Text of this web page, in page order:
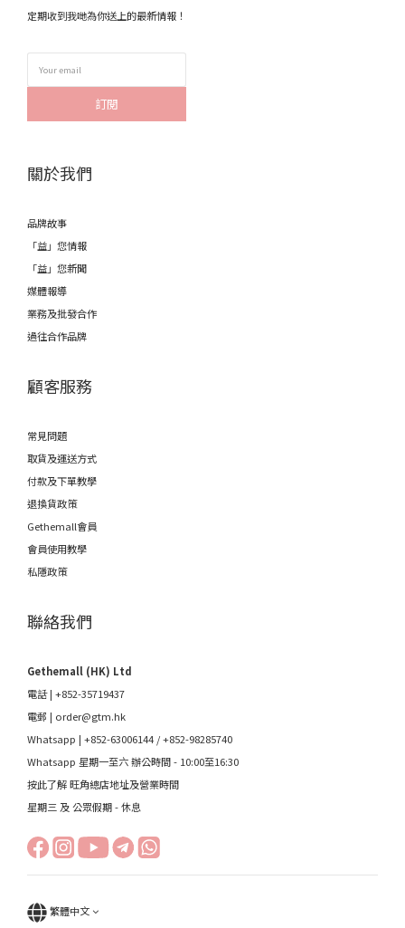
定期收到我哋為你送上的最新情報！
訂閱
關於我們
品牌故事
「益」您情報
「益」您新聞
媒體報導
業務及批發合作
過往合作品牌
顧客服務
常見問題
取貨及運送方式
付款及下單教學
退換貨政策
Gethemall會員
會員使用教學
私隱政策
聯絡我們
Gethemall (HK) Ltd
電話 | +852-35719437
電郵 | order@gtm.hk
Whatsapp | +852-63006144 /+852-98285740
Whatsapp 星期一至六 辦公時間 - 10:00至16:30
按此了解 旺角總店地址及營業時間
星期三 及 公眾假期 - 休息
繁體中文